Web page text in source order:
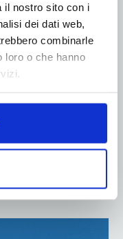
il nostro sito con i
dei dati web,
combinarle
loro o che hanno